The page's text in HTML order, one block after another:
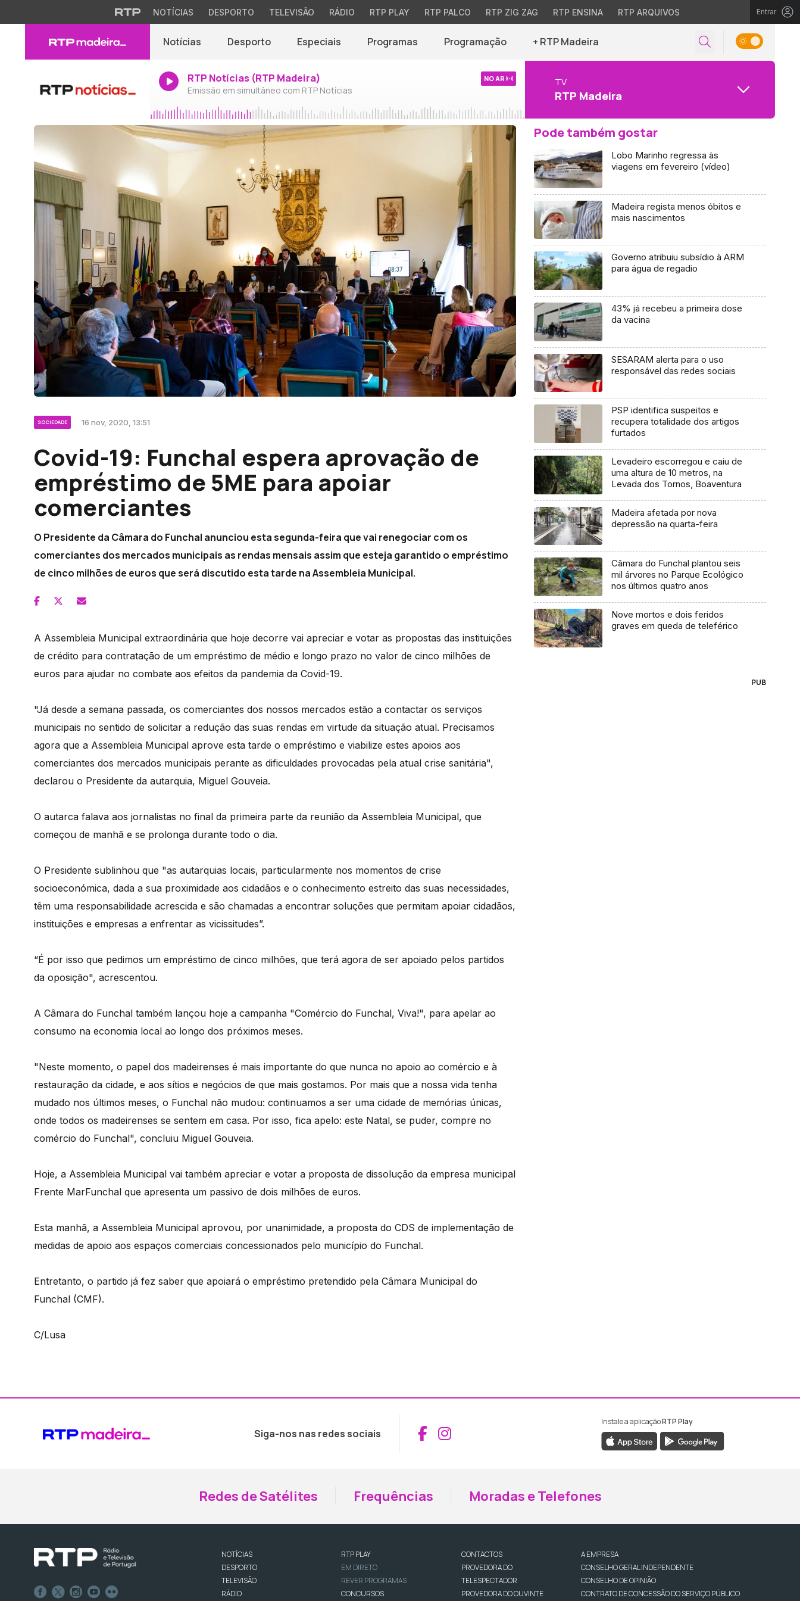
NOTÍCIAS DESPORTO TELEVISÃO RÁDIO RTP PLAY RTP PALCO RTP ZIG ZAG RTP ENSINA RTP ARQUIVOS Entrar
Notícias Desporto Especiais Programas Programação + RTP Madeira
RTP Notícias (RTP Madeira)
Emissão em simultâneo com RTP Notícias
NO AR TV
RTP Madeira
SOCIEDADE 16 nov, 2020, 13:51
Covid-19: Funchal espera aprovação de
empréstimo de 5ME para apoiar
comerciantes
O Presidente da Câmara do Funchal anunciou esta segunda-feira que vai renegociar com os
comerciantes dos mercados municipais as rendas mensais assim que esteja garantido o empréstimo
de cinco milhões de euros que será discutido esta tarde na Assembleia Municipal.
A Assembleia Municipal extraordinária que hoje decorre vai apreciar e votar as propostas das instituições
de crédito para contratação de um empréstimo de médio e longo prazo no valor de cinco milhões de
euros para ajudar no combate aos efeitos da pandemia da Covid-19.
"Já desde a semana passada, os comerciantes dos nossos mercados estão a contactar os serviços
municipais no sentido de solicitar a redução das suas rendas em virtude da situação atual. Precisamos
agora que a Assembleia Municipal aprove esta tarde o empréstimo e viabilize estes apoios aos
comerciantes dos mercados municipais perante as dificuldades provocadas pela atual crise sanitária",
declarou o Presidente da autarquia, Miguel Gouveia.
O autarca falava aos jornalistas no final da primeira parte da reunião da Assembleia Municipal, que
começou de manhã e se prolonga durante todo o dia.
O Presidente sublinhou que "as autarquias locais, particularmente nos momentos de crise
socioeconómica, dada a sua proximidade aos cidadãos e o conhecimento estreito das suas necessidades,
têm uma responsabilidade acrescida e são chamadas a encontrar soluções que permitam apoiar cidadãos,
instituições e empresas a enfrentar as vicissitudes”.
“É por isso que pedimos um empréstimo de cinco milhões, que terá agora de ser apoiado pelos partidos
da oposição", acrescentou.
A Câmara do Funchal também lançou hoje a campanha "Comércio do Funchal, Viva!", para apelar ao
consumo na economia local ao longo dos próximos meses.
"Neste momento, o papel dos madeirenses é mais importante do que nunca no apoio ao comércio e à
restauração da cidade, e aos sítios e negócios de que mais gostamos. Por mais que a nossa vida tenha
mudado nos últimos meses, o Funchal não mudou: continuamos a ser uma cidade de memórias únicas,
onde todos os madeirenses se sentem em casa. Por isso, fica apelo: este Natal, se puder, compre no
comércio do Funchal", concluiu Miguel Gouveia.
Hoje, a Assembleia Municipal vai também apreciar e votar a proposta de dissolução da empresa municipal
Frente MarFunchal que apresenta um passivo de dois milhões de euros.
Esta manhã, a Assembleia Municipal aprovou, por unanimidade, a proposta do CDS de implementação de
medidas de apoio aos espaços comerciais concessionados pelo município do Funchal.
Entretanto, o partido já fez saber que apoiará o empréstimo pretendido pela Câmara Municipal do
Funchal (CMF).
C/Lusa
Pode também gostar
Lobo Marinho regressa às
viagens em fevereiro (vídeo)
Madeira regista menos óbitos e
mais nascimentos
Governo atribuiu subsídio à ARM
para água de regadio
43% já recebeu a primeira dose
da vacina
SESARAM alerta para o uso
responsável das redes sociais
PSP identifica suspeitos e
recupera totalidade dos artigos
furtados
Levadeiro escorregou e caiu de
uma altura de 10 metros, na
Levada dos Tornos, Boaventura
Madeira afetada por nova
depressão na quarta-feira
Câmara do Funchal plantou seis
mil árvores no Parque Ecológico
nos últimos quatro anos
Nove mortos e dois feridos
graves em queda de teleférico
PUB
Siga-nos nas redes sociais Aceder ao Facebook da RTP Madeira
Aceder ao Instagram da RTP Madeira
Instale a aplicaçãoRTP Play
Redes de Satélites Frequências Moradas e Telefones
NOTÍCIAS
DESPORTO
TELEVISÃO
RÁDIO
RTP PLAY
EM DIRETO
REVER PROGRAMAS
CONCURSOS
CONTACTOS
PROVEDORA DO
TELESPECTADOR
PROVEDORA DO OUVINTE
A EMPRESA
CONSELHO GERAL INDEPENDENTE
CONSELHO DE OPINIÃO
CONTRATO DE CONCESSÃO DO SERVIÇO PÚBLICO